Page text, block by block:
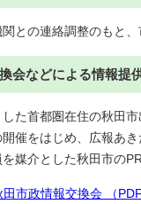
との連絡調整のもと
会などによる情報提
た首都圏在住の秋田
催をはじめ、広報あ
媒介とした秋田市の
市政情報交換会 （